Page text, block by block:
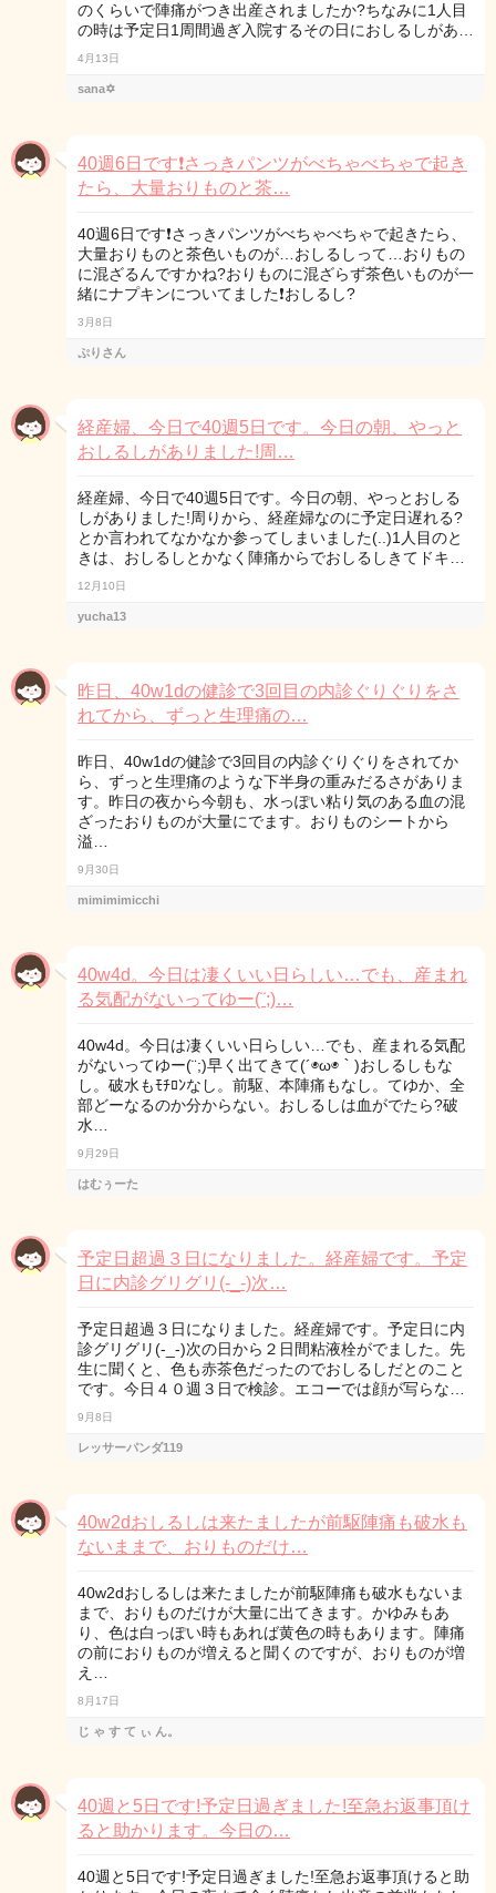
のくらいで陣痛がつき出産されましたか?ちなみに1人目
の時は予定日1周間過ぎ入院するその日におしるしがあ…
4月13日
sana✡
40週6日です❗さっきパンツがべちゃべちゃで起き
たら、大量おりものと茶…
40週6日です❗さっきパンツがべちゃべちゃで起きたら、
大量おりものと茶色いものが…おしるしって…おりもの
に混ざるんですかね?おりものに混ざらず茶色いものが一
緒にナプキンについてました❗おしるし?
3月8日
ぷりさん
経産婦、今日で40週5日です。今日の朝、やっと
おしるしがありました!周…
経産婦、今日で40週5日です。今日の朝、やっとおしる
しがありました!周りから、経産婦なのに予定日遅れる?
とか言われてなかなか参ってしまいました(..)1人目のと
きは、おしるしとかなく陣痛からでおしるしきてドキ…
12月10日
yucha13
昨日、40w1dの健診で3回目の内診ぐりぐりをさ
れてから、ずっと生理痛の…
昨日、40w1dの健診で3回目の内診ぐりぐりをされてか
ら、ずっと生理痛のような下半身の重みだるさがありま
す。昨日の夜から今朝も、水っぽい粘り気のある血の混
ざったおりものが大量にでます。おりものシートから
溢…
9月30日
mimimimicchi
40w4d。今日は凄くいい日らしい…でも、産まれ
る気配がないってゆー(¨;)…
40w4d。今日は凄くいい日らしい…でも、産まれる気配
がないってゆー(¨;)早く出てきて(´◉ω◉｀)おしるしもな
し。破水もﾓﾁﾛﾝなし。前駆、本陣痛もなし。てゆか、全
部どーなるのか分からない。おしるしは血がでたら?破
水…
9月29日
はむぅーた
予定日超過３日になりました。経産婦です。予定
日に内診グリグリ(-_-)次…
予定日超過３日になりました。経産婦です。予定日に内
診グリグリ(-_-)次の日から２日間粘液栓がでました。先
生に聞くと、色も赤茶色だったのでおしるしだとのこと
です。今日４０週３日で検診。エコーでは顔が写らな…
9月8日
レッサーパンダ119
40w2dおしるしは来たましたが前駆陣痛も破水も
ないままで、おりものだけ…
40w2dおしるしは来たましたが前駆陣痛も破水もないま
まで、おりものだけが大量に出てきます。かゆみもあ
り、色は白っぽい時もあれば黄色の時もあります。陣痛
の前におりものが増えると聞くのですが、おりものが増
え…
8月17日
じ ゃ す て ぃ ん。
40週と5日です!予定日過ぎました!至急お返事頂け
ると助かります。今日の…
40週と5日です!予定日過ぎました!至急お返事頂けると助